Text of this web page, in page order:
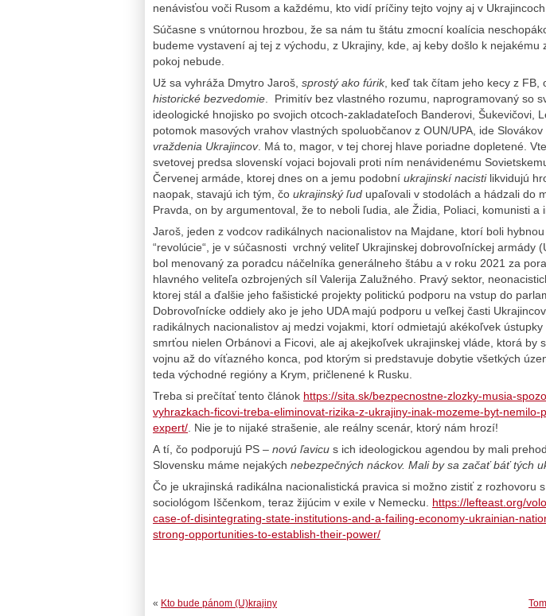
nenávisťou voči Rusom a každému, kto vidí príčiny tejto vojny aj v Ukrajincoch
Súčasne s vnútornou hrozbou, že sa nám tu štátu zmocní koalícia
budeme vystavení aj tej z východu, z Ukrajiny, kde, aj keby došlo k nejakému
pokoj nebude.
Už sa vyhráža Dmytro Jaroš, sprostý ako fúrik, keď tak čítam jeho kecy z FB,
historické bezvedomie . Primitív bez vlastného rozumu, naprogramovaný so
ideologické hnojisko po svojich otcoch-zakladateľoch Banderovi, Šukevičovi,
potomok masových vrahov vlastných spoluobčanov z OUN/UPA, ide
vraždenia Ukrajincov. Má to, magor, v tej chorej hlave poriadne dopletené.
svetovej predsa slovenskí vojaci bojovali proti ním nenávidenému
Červenej armáde, ktorej dnes on a jemu podobní ukrajinskí nacistilikvidujú
naopak, stavajú ich tým, čo ukrajinský ľud upaľovali v stodolách a hádzali do
Pravda, on by argumentoval, že to neboli ľudia, ale Židia, Poliaci, komunisti a
Jaroš, jeden z vodcov radikálnych nacionalistov na Majdane, ktorí boli
“revolúcie“, je v súčasnosti vrchný veliteľ Ukrajinskej dobrovoľníckej armády
bol menovaný za poradcu náčelníka generálneho štábu a v roku 2021 za
hlavného veliteľa ozbrojených síl Valerija Zalužného. Pravý sektor,
ktorej stál a ďalšie jeho fašistické projekty politickú podporu na vstup do
Dobrovoľnícke oddiely ako je jeho UDA majú podporu u veľkej časti
radikálnych nacionalistov aj medzi vojakmi, ktorí odmietajú akékoľvek ústupky
smrťou nielen Orbánovi a Ficovi, ale aj akejkoľvek ukrajinskej vláde, ktorá by
vojnu až do víťazného konca, pod ktorým si predstavuje dobytie všetkých
teda východné regióny a Krym, pričlenené k Rusku.
Treba si prečítať tento článok https://sita.sk/bezpecnostne-zlozky-musia-
vyhrazkach-ficovi-treba-eliminovat-rizika-z-ukrajiny-inak-mozeme-byt-nemilo-
expert/ . Nie je to nijaké strašenie, ale reálny scenár, ktorý nám hrozí!
A tí, čo podporujú PS – novú ľavicu s ich ideologickou agendou by mali
Slovensku máme nejakých nebezpečných náckov. Mali by sa začať báť tých
Čo je ukrajinská radikálna nacionalistická pravica si možno zistiť z rozhovoru
sociológom Iščenkom, teraz žijúcim v exile v Nemecku. https://lefteast.org/
case-of-disintegrating-state-institutions-and-a-failing-economy-ukrainian-
strong-opportunities-to-establish-their-power/
« Kto bude pánom (U)krajiny